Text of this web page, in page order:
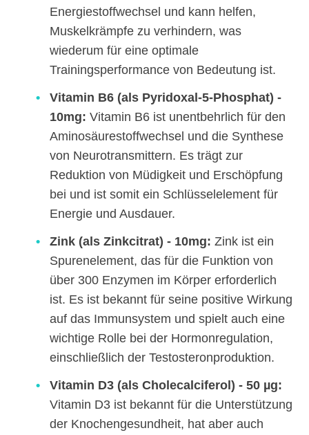
Energiestoffwechsel und kann helfen,
Muskelkrämpfe zu verhindern, was
wiederum für eine optimale
Trainingsperformance von Bedeutung ist.
Vitamin B6 (als Pyridoxal-5-Phosphat) -
10mg: Vitamin B6 ist unentbehrlich für den
Aminosäurestoffwechsel und die Synthese
von Neurotransmittern. Es trägt zur
Reduktion von Müdigkeit und Erschöpfung
bei und ist somit ein Schlüsselelement für
Energie und Ausdauer.
Zink (als Zinkcitrat) - 10mg: Zink ist ein
Spurenelement, das für die Funktion von
über 300 Enzymen im Körper erforderlich
ist. Es ist bekannt für seine positive Wirkung
auf das Immunsystem und spielt auch eine
wichtige Rolle bei der Hormonregulation,
einschließlich der Testosteronproduktion.
Vitamin D3 (als Cholecalciferol) - 50 µg:
Vitamin D3 ist bekannt für die Unterstützung
der Knochengesundheit, hat aber auch